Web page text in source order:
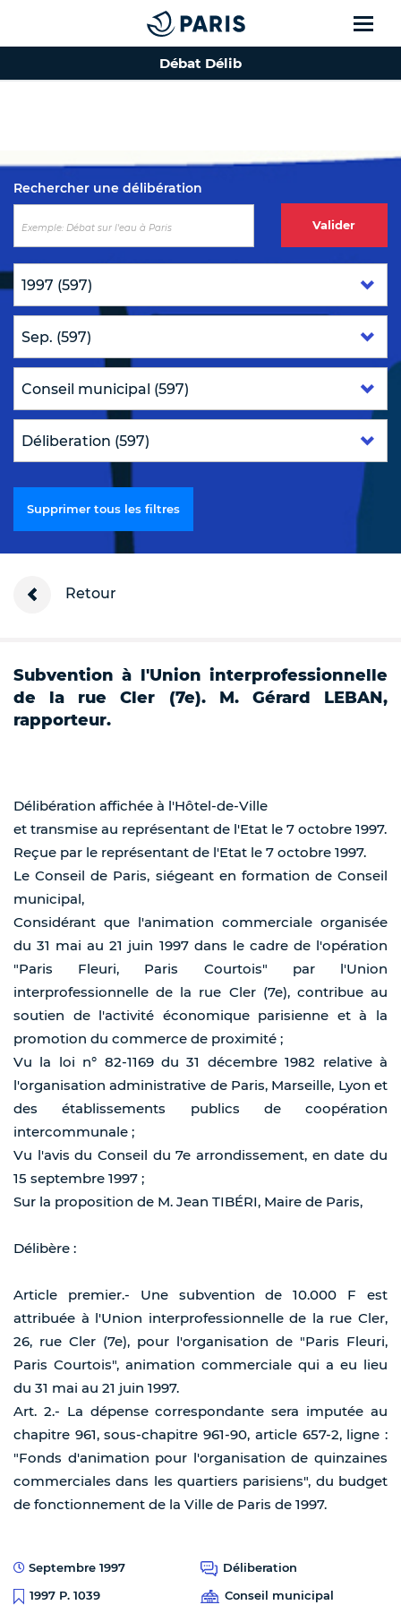
Top of the page
Débat Délib
Rechercher une délibération
Valider
Supprimer tous les filtres
Retour
Subvention à l'Union interprofessionnelle
de la rue Cler (7e). M. Gérard LEBAN,
rapporteur.
Délibération affichée à l'Hôtel-de-Ville
et transmise au représentant de l'Etat le 7 octobre 1997.
Reçue par le représentant de l'Etat le 7 octobre 1997.
Le Conseil de Paris, siégeant en formation de Conseil
municipal,
Considérant que l'animation commerciale organisée
du 31 mai au 21 juin 1997 dans le cadre de l'opération
"Paris Fleuri, Paris Courtois" par l'Union
interprofessionnelle de la rue Cler (7e), contribue au
soutien de l'activité économique parisienne et à la
promotion du commerce de proximité ;
Vu la loi n° 82-1169 du 31 décembre 1982 relative à
l'organisation administrative de Paris, Marseille, Lyon et
des établissements publics de coopération
intercommunale ;
Vu l'avis du Conseil du 7e arrondissement, en date du
15 septembre 1997 ;
Sur la proposition de M. Jean TIBÉRI, Maire de Paris,
Délibère :
Article premier.- Une subvention de 10.000 F est
attribuée à l'Union interprofessionnelle de la rue Cler,
26, rue Cler (7e), pour l'organisation de "Paris Fleuri,
Paris Courtois", animation commerciale qui a eu lieu
du 31 mai au 21 juin 1997.
Art. 2.- La dépense correspondante sera imputée au
chapitre 961, sous-chapitre 961-90, article 657-2, ligne :
"Fonds d'animation pour l'organisation de quinzaines
commerciales dans les quartiers parisiens", du budget
de fonctionnement de la Ville de Paris de 1997.
Septembre 1997
Déliberation
1997 P. 1039
Conseil municipal